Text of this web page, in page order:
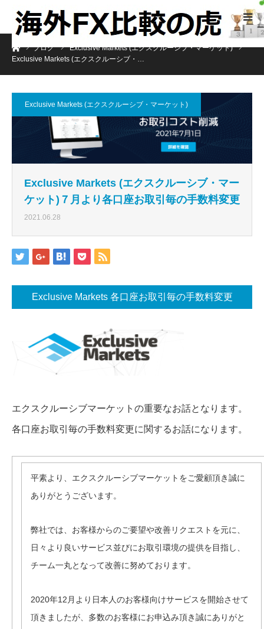
ホームブログ
Exclusive Markets (エクスクルーシブ・マーケット)
Exclusive Markets (エクスクルーシブ・…
Exclusive Markets (エクスクルーシブ・マーケット)
Exclusive Markets (エクスクルーシブ・マー
ケット)７月より各口座お取引毎の手数料変更
2021.06.28
Exclusive Markets 各口座お取引毎の手数料変更
エクスクルーシブマーケットの重要なお話となります。
各口座お取引毎の手数料変更に関するお話になります。
平素より、エクスクルーシブマーケットをご愛顧頂き誠に
ありがとうございます。
弊社では、お客様からのご要望や改善リクエストを元に、
日々より良いサービス並びにお取引環境の提供を目指し、
チーム一丸となって改善に努めております。
2020年12月より日本人のお客様向けサービスを開始させて
頂きましたが、多数のお客様にお申込み頂き誠にありがと